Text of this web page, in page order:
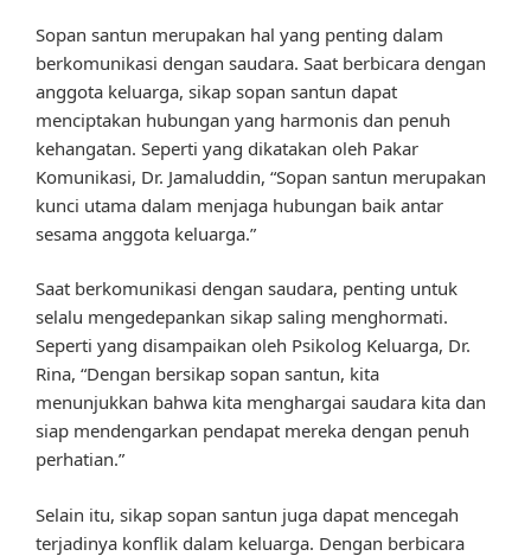
Sopan santun merupakan hal yang penting dalam
berkomunikasi dengan saudara. Saat berbicara dengan
anggota keluarga, sikap sopan santun dapat
menciptakan hubungan yang harmonis dan penuh
kehangatan. Seperti yang dikatakan oleh Pakar
Komunikasi, Dr. Jamaluddin, “Sopan santun merupakan
kunci utama dalam menjaga hubungan baik antar
sesama anggota keluarga.”
Saat berkomunikasi dengan saudara, penting untuk
selalu mengedepankan sikap saling menghormati.
Seperti yang disampaikan oleh Psikolog Keluarga, Dr.
Rina, “Dengan bersikap sopan santun, kita
menunjukkan bahwa kita menghargai saudara kita dan
siap mendengarkan pendapat mereka dengan penuh
perhatian.”
Selain itu, sikap sopan santun juga dapat mencegah
terjadinya konflik dalam keluarga. Dengan berbicara